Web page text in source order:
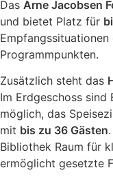
Das Arne Jacobsen
und bietet Platz für
Programmpunkten.
Zusätzlich steht das
Im Erdgeschoss sind
möglich, das
mit bis zu 36 Gästen
Bibliothek Raum für
ermöglicht gesetzte